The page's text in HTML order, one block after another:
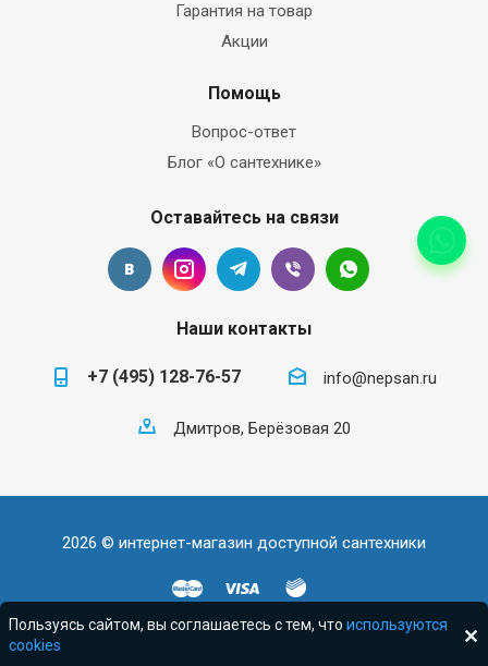
Гарантия на товар
Акции
Помощь
Вопрос-ответ
Блог «О сантехнике»
Оставайтесь на связи
Наши контакты
+7 (495) 128-76-57 info@nepsan.ru
Дмитров, Берёзовая 20
2026 © интернет-магазин доступной сантехники
Пользуясь сайтом, вы соглашаетесь с тем, что используются
cookies